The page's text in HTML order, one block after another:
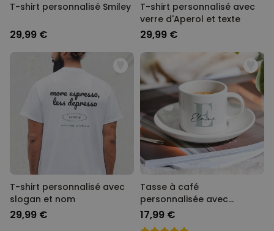
T-shirt personnalisé Smiley
29,99 €
T-shirt personnalisé avec
verre d'Aperol et texte
29,99 €
T-shirt personnalisé avec
slogan et nom
29,99 €
Tasse à café
personnalisée avec
monogramme
17,99 €